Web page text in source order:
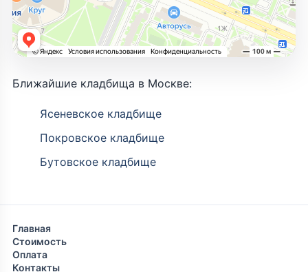
Ближайшие кладбища в Москве:
Ясеневское кладбище
Покровское кладбище
Бутовское кладбище
Главная
Стоимость
Оплата
Контакты